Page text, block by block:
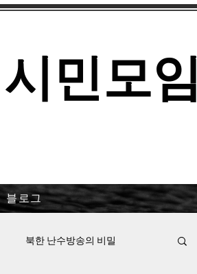
민모임
블로그
북한 난수방송의 비밀